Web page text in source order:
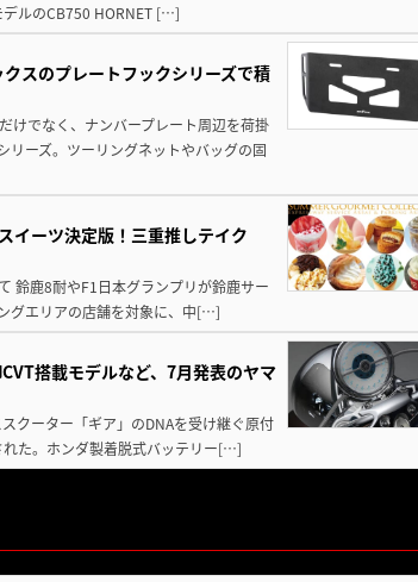
ルのCB750 HORNET […]
スのプレートフックシリーズで積
けでなく、ナンバープレート周辺を荷掛
リーズ。ツーリングネットやバッグの固
イーツ決定版！三重推しテイク
鈴鹿8耐やF1日本グランプリが鈴鹿サー
グエリアの店舗を対象に、中[…]
搭載モデルなど、7月発表のヤマ
クーター「ギア」のDNAを受け継ぐ原付
れた。ホンダ製着脱式バッテリー[…]